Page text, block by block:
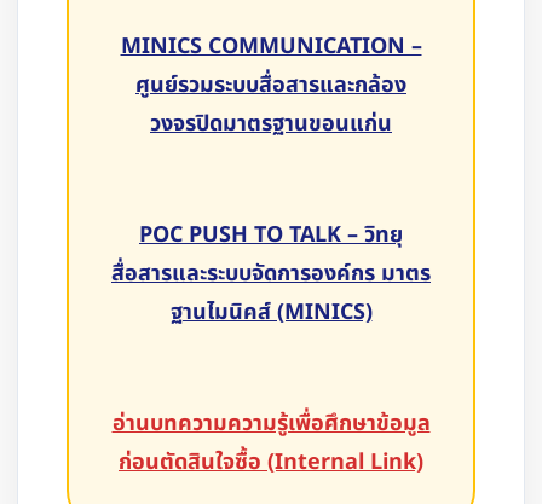
MINICS COMMUNICATION –
ศูนย์รวมระบบสื่อสารและกล้อง
วงจรปิดมาตรฐานขอนแก่น
POC PUSH TO TALK – วิทยุ
สื่อสารและระบบจัดการองค์กร มาตร
ฐานไมนิคส์ (MINICS)
อ่านบทความความรู้เพื่อศึกษาข้อมูล
ก่อนตัดสินใจซื้อ (Internal Link)